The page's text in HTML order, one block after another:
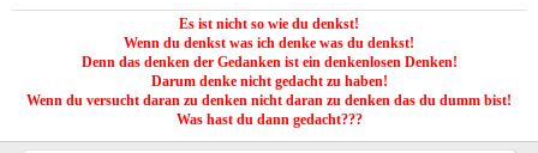
Es ist nicht so wie du denkst!
Wenn du denkst was ich denke was du denkst!
Denn das denken der Gedanken ist ein denkenlosen Denken!
Darum denke nicht gedacht zu haben!
Wenn du versucht daran zu denken nicht daran zu denken das du dumm bist!
Was hast du dann gedacht???